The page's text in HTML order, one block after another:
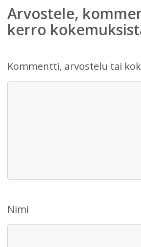
Arvostele,
kerro
Kommentti, arvostelu tai
Nimi